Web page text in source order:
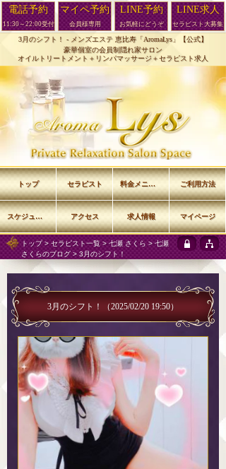
3月のシフト！ - メンズエステ 恵比寿「AromaLys」【公式】
豪華個室の会員制隠れ家サロン
オイルトリートメント＋リンパマッサージ＋セラピスト求人
トップ> セラピスト一覧 >七瀬 さくら > 七瀬
さくらのブログ > 3月のシフト！
3月のシフト！ （2025/02/20 19:50）
トップ セラピスト 料金メニュー ご利用方法
スケジュール アクセス 求人情報 マイページ
電話予約
11:30～22:00受付
マイペ予約
会員様専用
LINE予約
お気軽にどうぞ
LINE求人
セラピスト大募集